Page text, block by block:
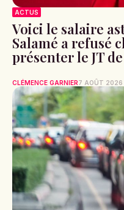
ACTUS
Voici le salaire
Salamé a refusé
présenter le JT
CLÉMENCE GARNIER7 AOÛT 2026